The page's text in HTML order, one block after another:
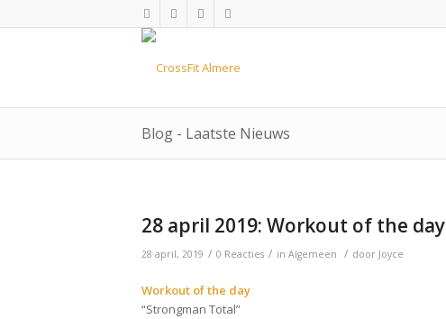
Blog - Laatste Nieuws
28 april 2019: Workout of the day
28 april, 2019 / 0 Reacties / in Algemeen / door Joyce
Workout of the day
“Strongman Total”